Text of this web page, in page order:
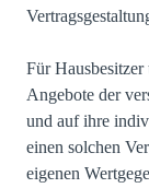
Für
Angebote der
und auf ihre
einen solchen
eigenen